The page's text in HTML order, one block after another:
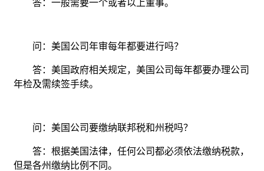
答：一般需要一个或者以上董事。
问：美国公司年审每年都要进行吗？
答：美国政府相关规定，美国公司每年都要办理公司
年检及需续签手续。
问：美国公司要缴纳联邦税和州税吗？
答：根据美国法律，任何公司都必须依法缴纳税款，
但是各州缴纳比例不同。